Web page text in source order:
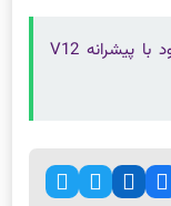
جیامارو آلبور، هایپرکار آفرود با پیشرانه V12